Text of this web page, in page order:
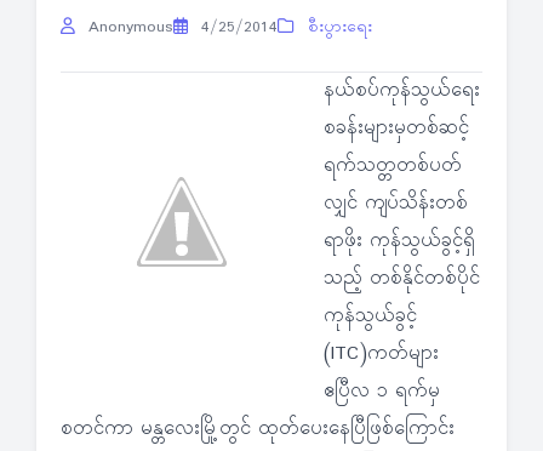
Anonymous 4/25/2014 စီးပွားရေး
နယ်စပ်ကုန်သွယ်ရေး
စခန်းများမှတစ်ဆင့်
ရက်သတ္တတစ်ပတ်
လျှင် ကျပ်သိန်းတစ်
ရာဖိုး ကုန်သွယ်ခွင့်ရှိ
သည့် တစ်နိုင်တစ်ပိုင်
ကုန်သွယ်ခွင့်
(ITC)ကတ်များ
ဧပြီလ ၁ ရက်မှ
စတင်ကာ မန္တလေးမြို့တွင် ထုတ်ပေးနေပြီဖြစ်ကြောင်း